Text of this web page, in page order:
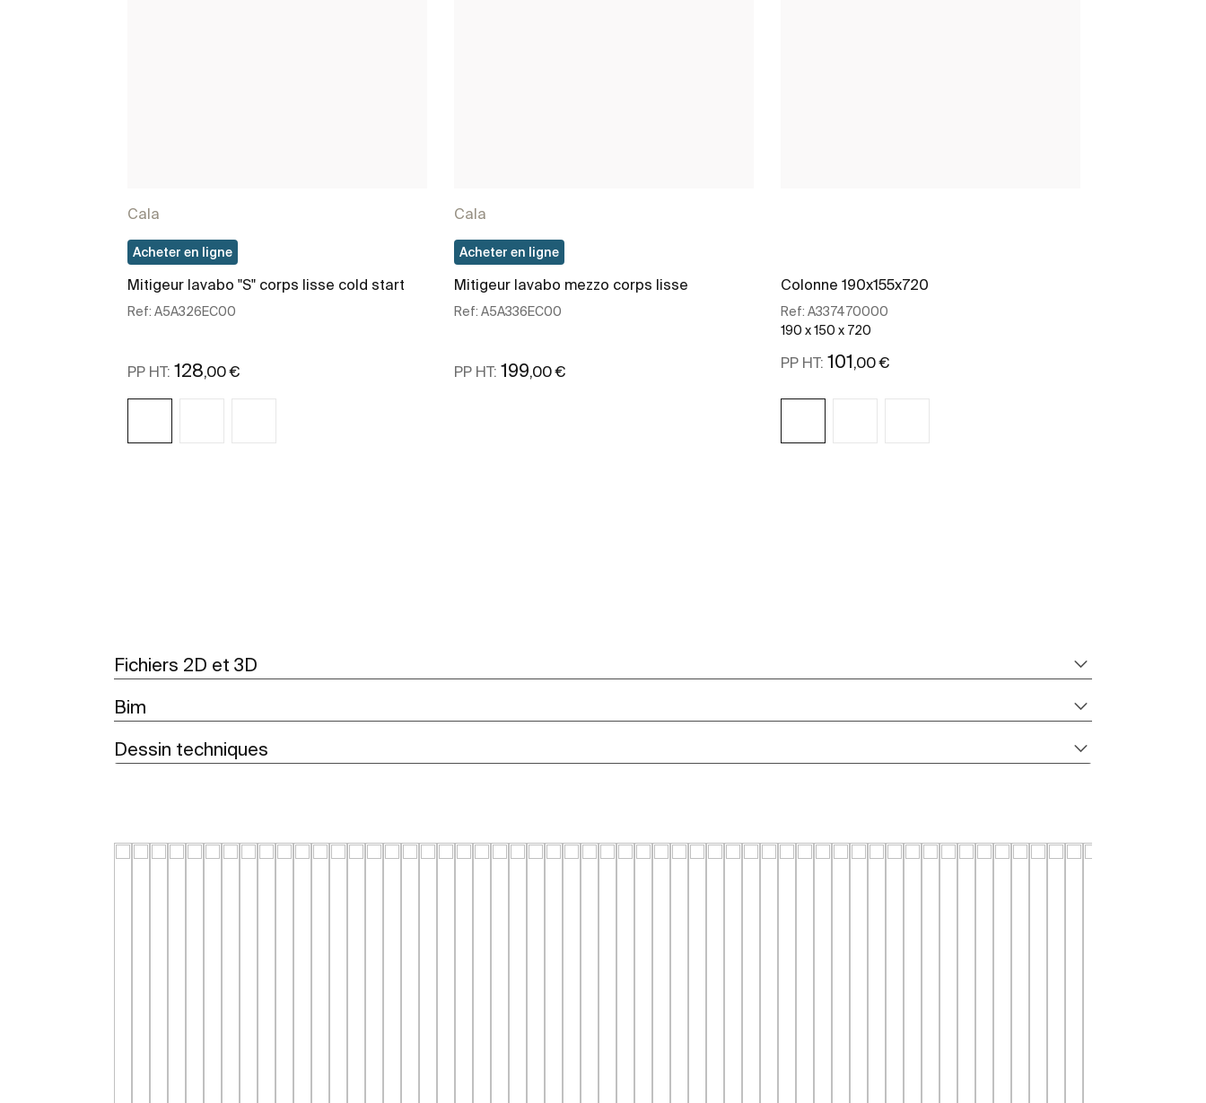
Cala
Acheter en ligne
Mitigeur lavabo "S" corps lisse cold start
Ref: A5A326EC00
PP HT: 128,00 €
Cala
Acheter en ligne
Mitigeur lavabo mezzo corps lisse
Ref: A5A336EC00
PP HT: 199,00 €
Colonne 190x155x720
Ref: A337470000
190 x 150 x 720
PP HT: 101,00 €
Fichiers 2D et 3D
Bim
Dessin techniques